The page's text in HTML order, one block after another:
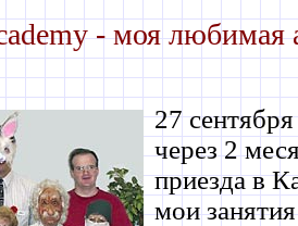
- моя любимая
27
через 2
приезда в
мои